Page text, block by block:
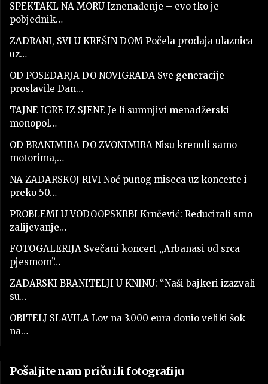
SPEKTAKL NA MORU Iznenađenje – evo tko je
pobjednik…
ZADRANI, SVI U KREŠIN DOM Počela prodaja ulaznica
uz…
OD POSEDARJA DO NOVIGRADA Sve generacije
proslavile Dan…
TAJNE IGRE IZ SJENE Je li sumnjivi menadžerski
monopol…
OD BRANIMIRA DO ZVONIMIRA Nisu krenuli samo
motorima,…
NA ZADARSKOJ RIVI Noć punog miseca uz koncerte i
preko 50…
PROBLEMI U VODOOPSKRBI Krnčević: Reducirali smo
zalijevanje…
FOTOGALERIJA Svečani koncert „Arbanasi od srca
pjesmom”…
ZADARSKI BRANITELJI U KNINU: “Naši bajkeri izazvali
su…
OBITELJ SLAVILA Lov na 3.000 eura donio veliki šok
na…
Pošaljite nam priču ili fotografiju